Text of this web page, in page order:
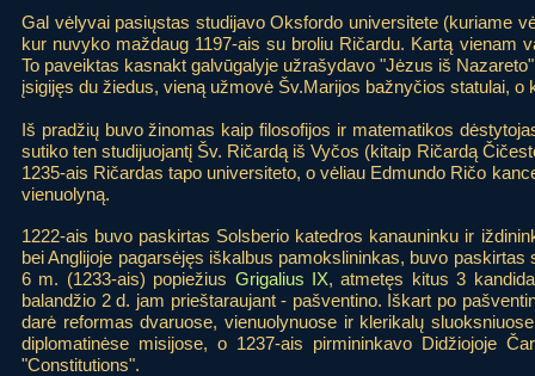
Gal vėlyvai pasiųstas studijavo Oksfordo universitete (kuriame
kur nuvyko maždaug 1197-ais su broliu Ričardu. Kartą vienam
To paveiktas kasnakt galvūgalyje užrašydavo "Jėzus iš
įsigijęs du žiedus, vieną užmovė Šv.Marijos bažnyčios statulai, o
Iš pradžių buvo žinomas kaip filosofijos ir matematikos
sutiko ten studijuojantį Šv. Ričardą iš Vyčos (kitaip Ričardą
1235-ais Ričardas tapo universiteto, o vėliau Edmundo Ričo
vienuolyną.
1222-ais buvo paskirtas Solsberio katedros kanauninku ir
bei Anglijoje pagarsėjęs iškalbus pamokslininkas, buvo
6 m. (1233-ais) popiežius Grigalius IX, atmetęs kitus 3
balandžio 2 d. jam prieštaraujant - pašventino. Iškart po
darė reformas dvaruose, vienuolynuose ir klerikalų
diplomatinėse misijose, o 1237-ais pirmininkavo Didžiojoje
"Constitutions".